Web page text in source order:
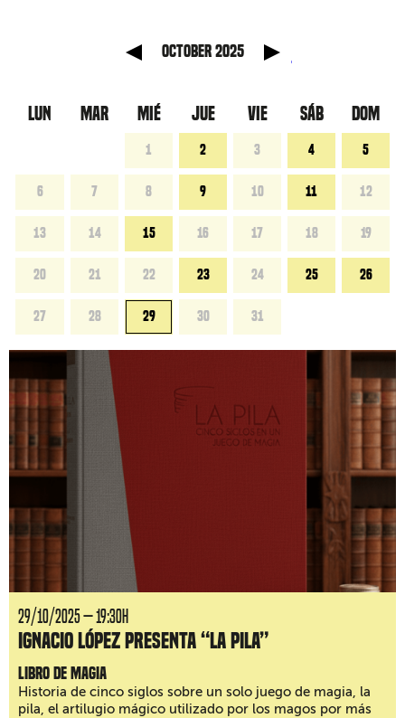
October 2025
LUN MAR MIÉ JUE VIE SÁB DOM
1 2 3 4 5
6 7 8 9 10 11 12
13 14 15 16 17 18 19
20 21 22 23 24 25 26
27 28 29 30 31
29/10/2025 — 19:30H
Ignacio López presenta “La Pila”
Libro de magia
Historia de cinco siglos sobre un solo juego de magia, la
pila, el artilugio mágico utilizado por los magos por más